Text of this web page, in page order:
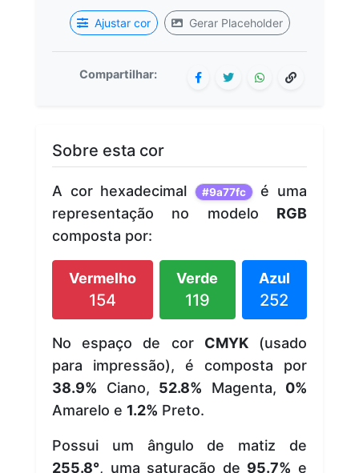
Ajustar cor Gerar Placeholder
Compartilhar:
Sobre esta cor
A cor hexadecimal #9a77fc é uma
representação no modelo RGB
composta por:
Vermelho
154
Verde
119
Azul
252
No espaço de cor CMYK(usado
para impressão), é composta por
38.9% Ciano, 52.8% Magenta, 0%
Amarelo e 1.2% Preto.
Possui um ângulo de matiz de
255.8°, uma saturação de 95.7% e